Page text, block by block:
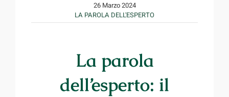
26 Marzo 2024
LA PAROLA DELL'ESPERTO
La parola
dell’esperto: il